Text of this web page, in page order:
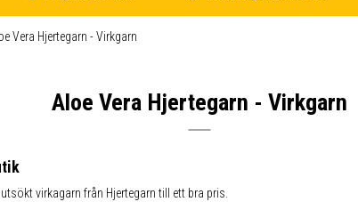
Vera Hjertegarn - Virkgarn
Aloe Vera Hjertegarn - Virkgarn
virkagarn från Hjertegarn till ett bra pris.